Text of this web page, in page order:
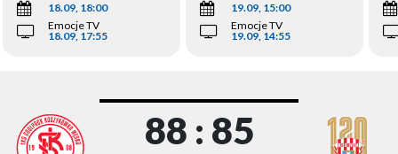
18.09, 18:00
Emocje TV
18.09, 17:55
19.09, 15:00
Emocje TV
19.09, 14:55
88 : 85